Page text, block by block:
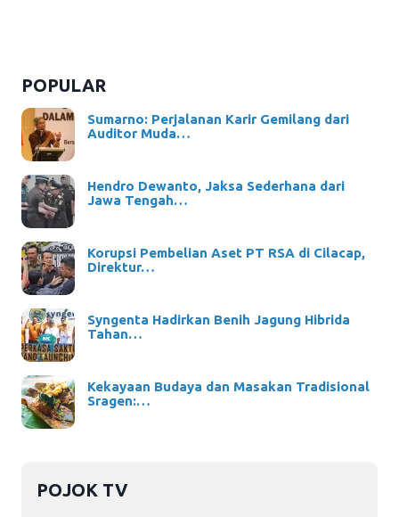
POPULAR
Sumarno: Perjalanan Karir Gemilang dari
Auditor Muda…
Hendro Dewanto, Jaksa Sederhana dari
Jawa Tengah…
Korupsi Pembelian Aset PT RSA di Cilacap,
Direktur…
Syngenta Hadirkan Benih Jagung Hibrida
Tahan…
Kekayaan Budaya dan Masakan Tradisional
Sragen:…
POJOK TV